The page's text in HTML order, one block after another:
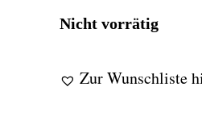
Nicht vorrätig
Zur Wunschliste